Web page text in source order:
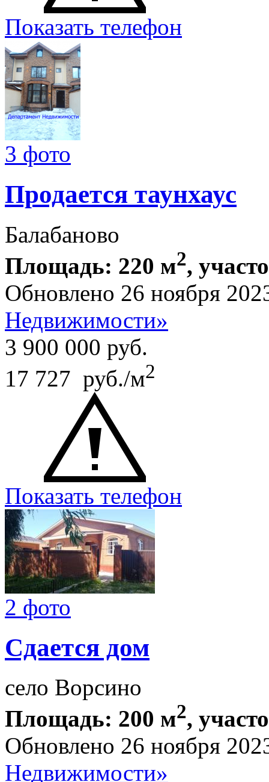
Показать телефон
3 фото
Продается таунхаус
Балабаново
Площадь: 220 м2,
Обновлено 26 ноября
Недвижимости»
3 900 000 руб.
17 727 руб./м2
Показать телефон
2 фото
Сдается дом
село Ворсино
Площадь: 200 м2,
Обновлено 26 ноября
Недвижимости»